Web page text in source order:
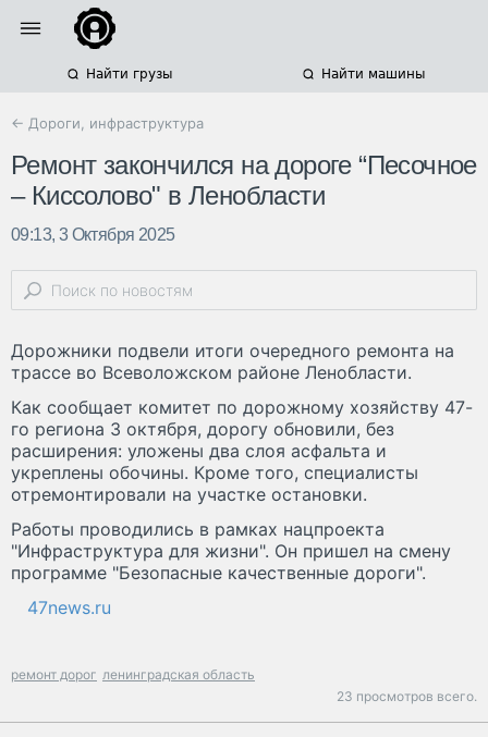
Найти грузы Найти машины
← Дороги, инфраструктура
Ремонт закончился на дороге “Песочное
– Киссолово" в Ленобласти
09:13, 3 Октября 2025
Дорожники подвели итоги очередного ремонта на
трассе во Всеволожском районе Ленобласти.
Как сообщает комитет по дорожному хозяйству 47-
го региона 3 октября, дорогу обновили, без
расширения: уложены два слоя асфальта и
укреплены обочины. Кроме того, специалисты
отремонтировали на участке остановки.
Работы проводились в рамках нацпроекта
"Инфраструктура для жизни". Он пришел на смену
программе "Безопасные качественные дороги".
47news.ru
ремонт дорог ленинградская область
23 просмотров всего.